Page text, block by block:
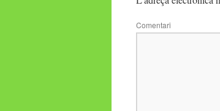
Comentari